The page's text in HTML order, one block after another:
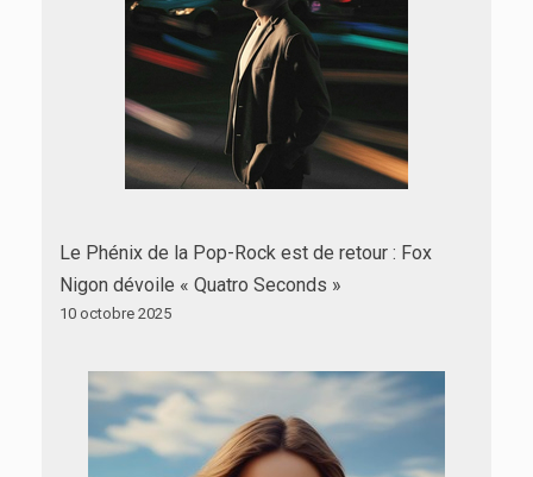
Le Phénix de la Pop-Rock est de retour : Fox
Nigon dévoile « Quatro Seconds »
10 octobre 2025